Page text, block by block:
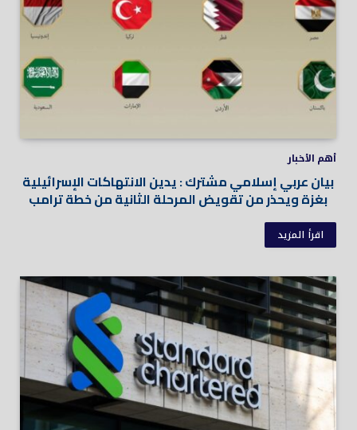
أهم الأخبار
بيان عربي إسلامي مشترك : يدين الانتهاكات الإسرائيلية
بغزة ويحذر من تقويض المرحلة الثانية من خطة ترامب
اقرأ المزيد